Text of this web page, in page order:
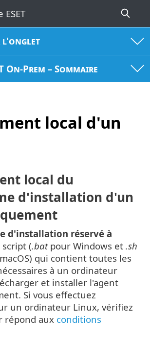
l'onglet
On-Prem – Sommaire
local d'un
local du
d'installation d'un
d'installation réservé à
(.batpour Windows et .sh
qui contient toutes les
à un ordinateur
et installer l'agent
Si vous effectuez
un ordinateur Linux, vérifiez
répond aux conditions